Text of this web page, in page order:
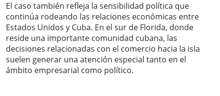
El caso también refleja la sensibilidad política que
continúa rodeando las relaciones económicas entre
Estados Unidos y Cuba. En el sur de Florida, donde
reside una importante comunidad cubana, las
decisiones relacionadas con el comercio hacia la isla
suelen generar una atención especial tanto en el
ámbito empresarial como político.